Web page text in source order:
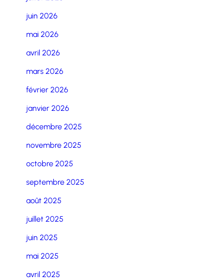
juin 2026
mai 2026
avril 2026
mars 2026
février 2026
janvier 2026
décembre 2025
novembre 2025
octobre 2025
septembre 2025
août 2025
juillet 2025
juin 2025
mai 2025
avril 2025